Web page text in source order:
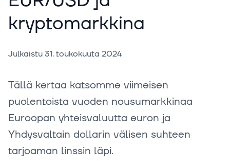
kryptomarkkina
Julkaistu31. toukokuuta 2024
Tällä kertaa katsomme viimeisen
puolentoista vuoden nousumarkkinaa
Euroopan yhteisvaluutta euron ja
Yhdysvaltain dollarin välisen suhteen
tarjoaman linssin läpi.